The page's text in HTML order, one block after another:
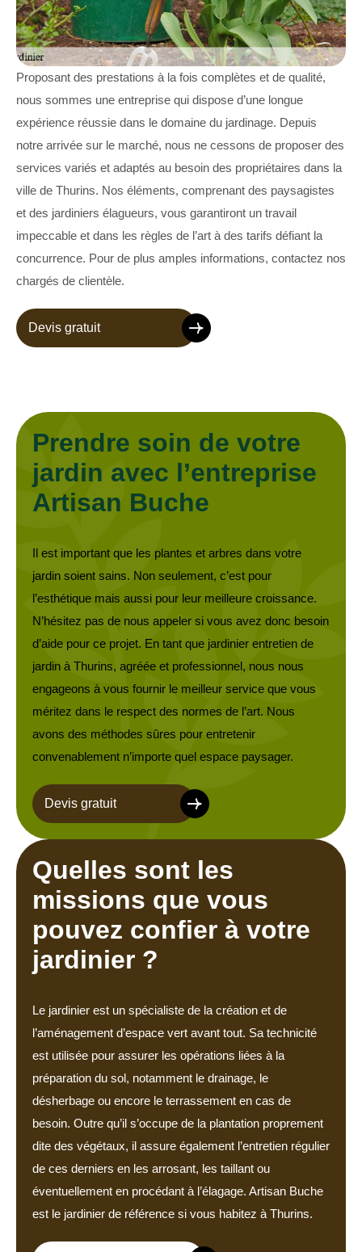
Proposant des prestations à la fois complètes et de qualité,
nous sommes une entreprise qui dispose d’une longue
expérience réussie dans le domaine du jardinage. Depuis
notre arrivée sur le marché, nous ne cessons de proposer des
services variés et adaptés au besoin des propriétaires dans la
ville de Thurins. Nos éléments, comprenant des paysagistes
et des jardiniers élagueurs, vous garantiront un travail
impeccable et dans les règles de l’art à des tarifs défiant la
concurrence. Pour de plus amples informations, contactez nos
chargés de clientèle.
Devis gratuit
Prendre soin de votre
jardin avec l’entreprise
Artisan Buche
Il est important que les plantes et arbres dans votre
jardin soient sains. Non seulement, c’est pour
l’esthétique mais aussi pour leur meilleure croissance.
N’hésitez pas de nous appeler si vous avez donc besoin
d’aide pour ce projet. En tant que jardinier entretien de
jardin à Thurins, agréée et professionnel, nous nous
engageons à vous fournir le meilleur service que vous
méritez dans le respect des normes de l’art. Nous
avons des méthodes sûres pour entretenir
convenablement n’importe quel espace paysager.
Devis gratuit
Quelles sont les
missions que vous
pouvez confier à votre
jardinier ?
Le jardinier est un spécialiste de la création et de
l’aménagement d’espace vert avant tout. Sa technicité
est utilisée pour assurer les opérations liées à la
préparation du sol, notamment le drainage, le
désherbage ou encore le terrassement en cas de
besoin. Outre qu’il s’occupe de la plantation proprement
dite des végétaux, il assure également l’entretien régulier
de ces derniers en les arrosant, les taillant ou
éventuellement en procédant à l’élagage. Artisan Buche
est le jardinier de référence si vous habitez à Thurins.